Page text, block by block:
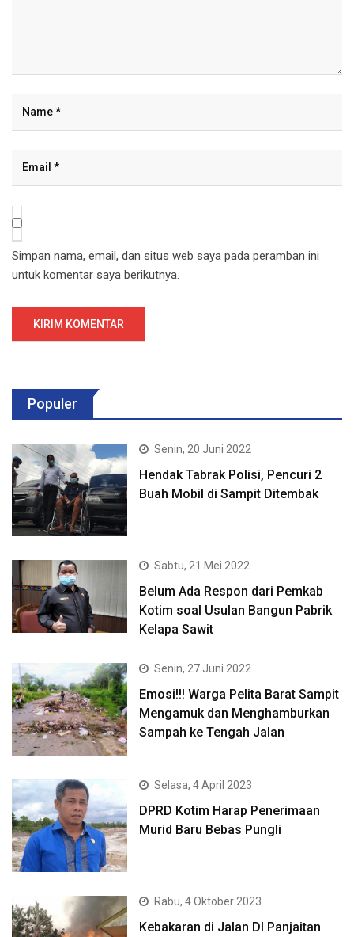
Simpan nama, email, dan situs web saya pada peramban ini
untuk komentar saya berikutnya.
Populer
Senin, 20 Juni 2022
Hendak Tabrak Polisi, Pencuri 2
Buah Mobil di Sampit Ditembak
Sabtu, 21 Mei 2022
Belum Ada Respon dari Pemkab
Kotim soal Usulan Bangun Pabrik
Kelapa Sawit
Senin, 27 Juni 2022
Emosi!!! Warga Pelita Barat Sampit
Mengamuk dan Menghamburkan
Sampah ke Tengah Jalan
Selasa, 4 April 2023
DPRD Kotim Harap Penerimaan
Murid Baru Bebas Pungli
Rabu, 4 Oktober 2023
Kebakaran di Jalan DI Panjaitan